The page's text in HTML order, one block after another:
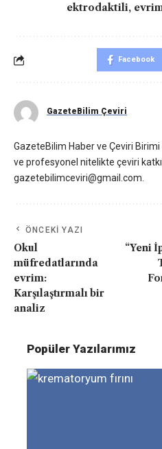
ektrodaktili,
Facebook
GazeteBilim Çeviri
GazeteBilim Haber ve Çeviri
ve profesyonel nitelikte çeviri
gazetebilimceviri@gmail.com.
ÖNCEKI YAZI
Okul
müfredatlarında
evrim:
Karşılaştırmalı bir
analiz
“Yeni
Popüler Yazılarımız